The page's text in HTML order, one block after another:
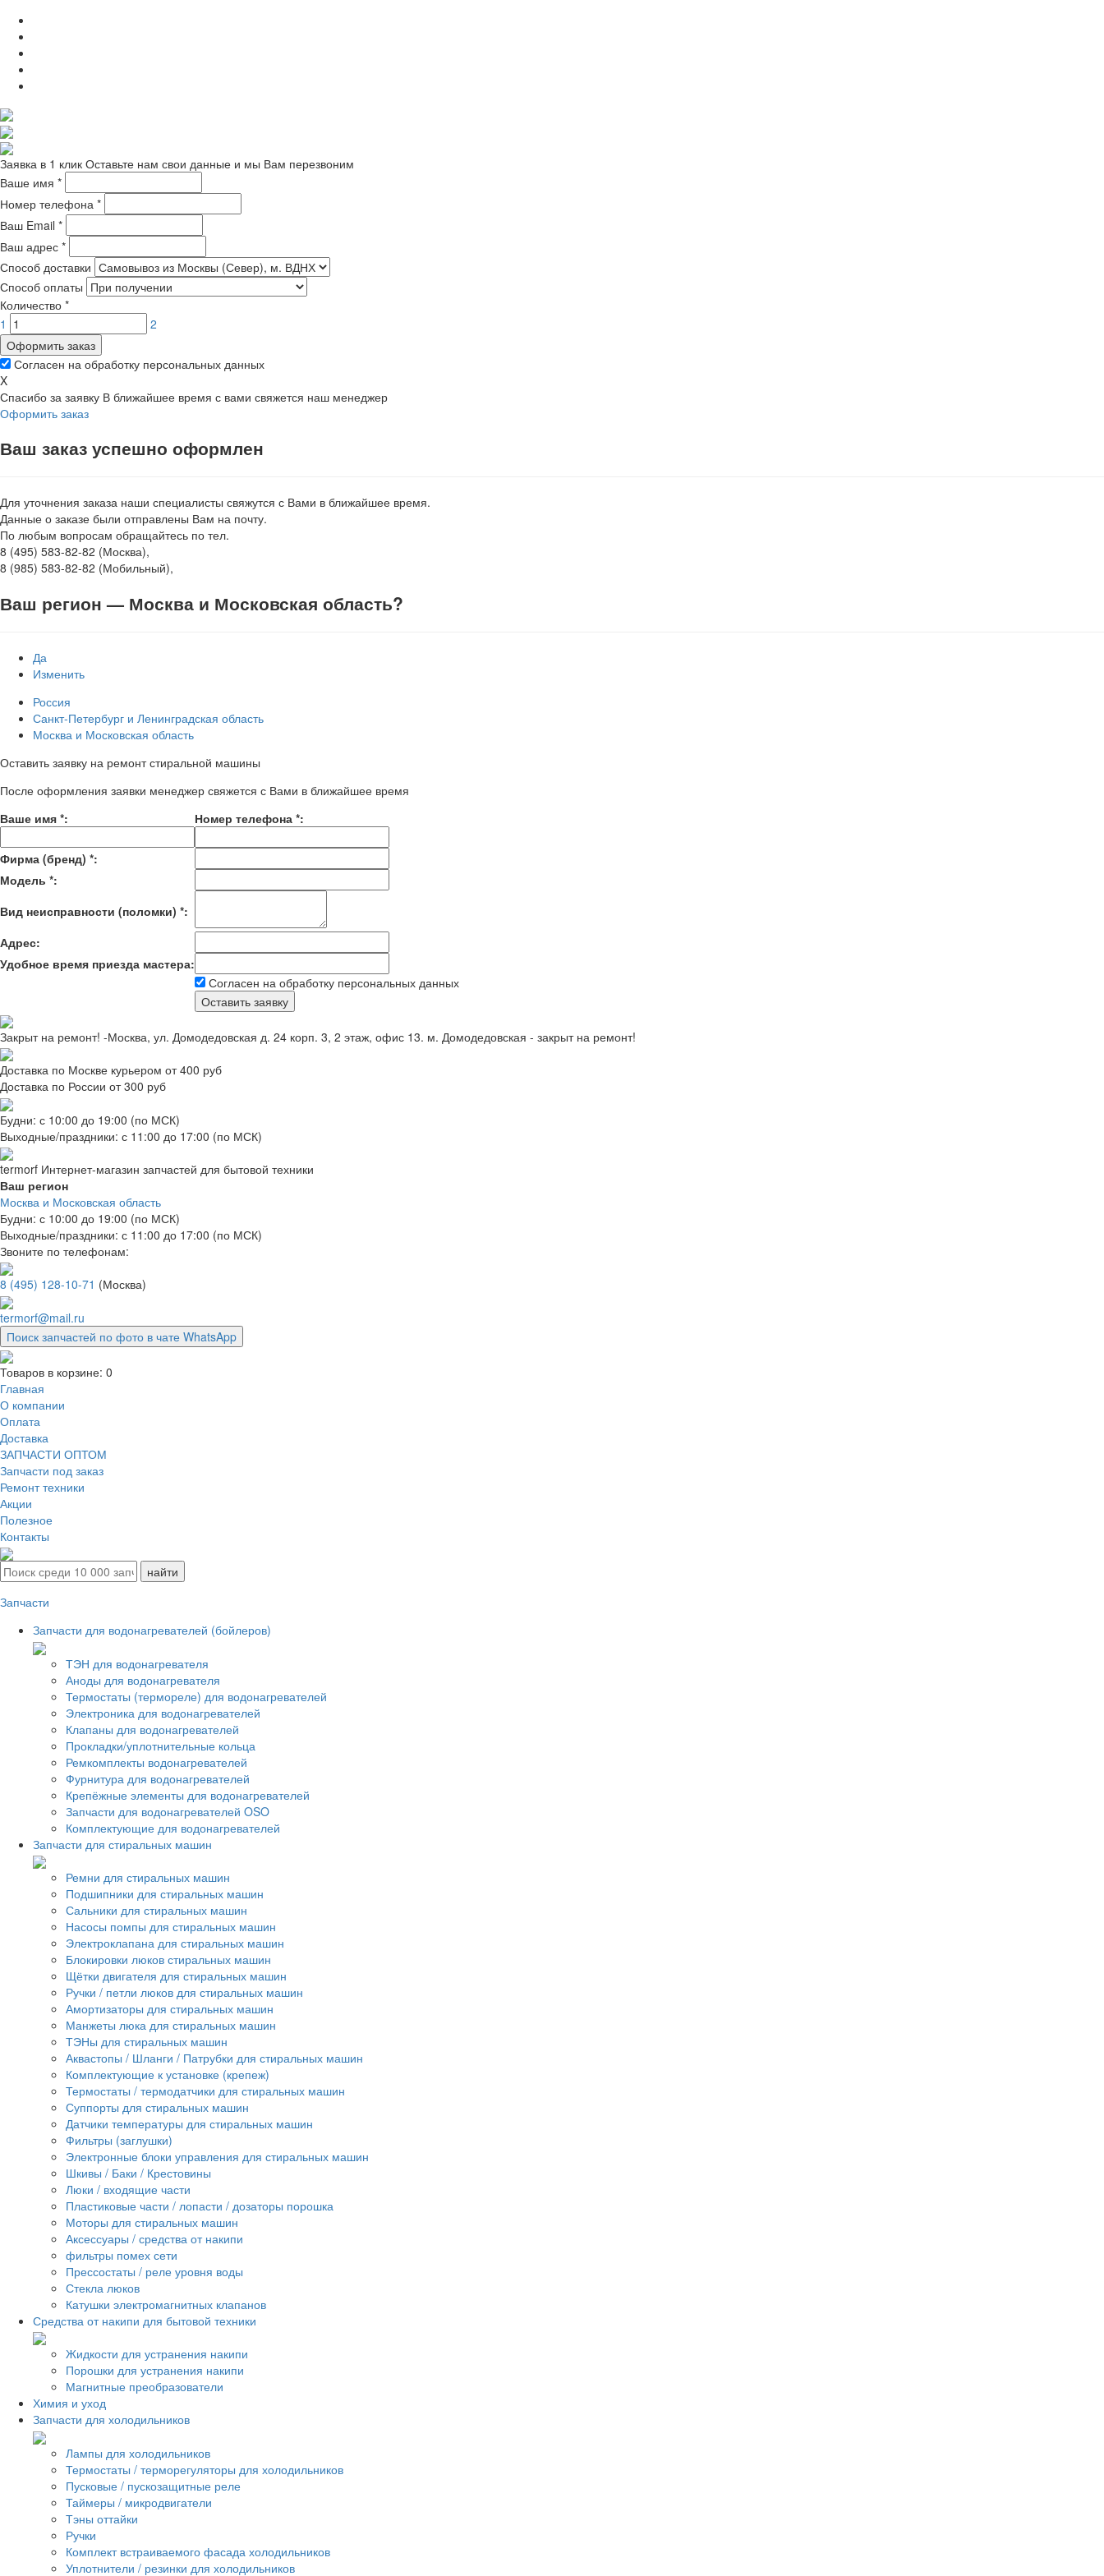
Заявка в 1 клик Оставьте нам свои данные и мы Вам перезвоним
Ваше имя *
Номер телефона *
Ваш Email *
Ваш адрес *
Способ доставки
Способ оплаты
Количество *
1
2
Оформить заказ
Согласен на обработку персональных данных
X
Спасибо за заявку В ближайшее время с вами свяжется наш менеджер
Оформить заказ
Ваш заказ успешно оформлен
Для уточнения заказа наши специалисты свяжутся с Вами в ближайшее время.
Данные о заказе были отправлены Вам на почту.
По любым вопросам обращайтесь по тел.
8 (495) 583-82-82 (Москва),
8 (985) 583-82-82 (Мобильный),
Ваш регион — Москва и Московская область?
Да
Изменить
Россия
Санкт-Петербург и Ленинградская область
Москва и Московская область
Оставить заявку на ремонт стиральной машины
После оформления заявки менеджер свяжется с Вами в ближайшее время
Ваше имя *: Номер телефона *:
Фирма (бренд) *:
Модель *:
Вид неисправности (поломки) *:
Адрес:
Удобное время приезда мастера:
Согласен на обработку персональных данных
Закрыт на ремонт! -Москва, ул. Домодедовская д. 24 корп. 3, 2 этаж, офис 13. м. Домодедовская - закрыт на ремонт!
Доставка по Москве курьером от 400 руб
Доставка по России от 300 руб
Будни: с 10:00 до 19:00 (по МСК)
Выходные/праздники: с 11:00 до 17:00 (по МСК)
termorf Интернет-магазин запчастей для бытовой техники
Ваш регион
Москва и Московская область
Будни: с 10:00 до 19:00 (по МСК)
Выходные/праздники: с 11:00 до 17:00 (по МСК)
Звоните по телефонам:
8 (495) 128-10-71 (Москва)
termorf@mail.ru
Поиск запчастей по фото в чате WhatsApp
Товаров в корзине: 0
Главная
О компании
Оплата
Доставка
ЗАПЧАСТИ ОПТОМ
Запчасти под заказ
Ремонт техники
Акции
Полезное
Контакты
Запчасти
Запчасти для водонагревателей (бойлеров)
ТЭН для водонагревателя
Аноды для водонагревателя
Термостаты (термореле) для водонагревателей
Электроника для водонагревателей
Клапаны для водонагревателей
Прокладки/уплотнительные кольца
Ремкомплекты водонагревателей
Фурнитура для водонагревателей
Крепёжные элементы для водонагревателей
Запчасти для водонагревателей OSO
Комплектующие для водонагревателей
Запчасти для стиральных машин
Ремни для стиральных машин
Подшипники для стиральных машин
Сальники для стиральных машин
Насосы помпы для стиральных машин
Электроклапана для стиральных машин
Блокировки люков стиральных машин
Щётки двигателя для стиральных машин
Ручки / петли люков для стиральных машин
Амортизаторы для стиральных машин
Манжеты люка для стиральных машин
ТЭНы для стиральных машин
Аквастопы / Шланги / Патрубки для стиральных машин
Комплектующие к установке (крепеж)
Термостаты / термодатчики для стиральных машин
Суппорты для стиральных машин
Датчики температуры для стиральных машин
Фильтры (заглушки)
Электронные блоки управления для стиральных машин
Шкивы / Баки / Крестовины
Люки / входящие части
Пластиковые части / лопасти / дозаторы порошка
Моторы для стиральных машин
Аксессуары / средства от накипи
фильтры помех сети
Прессостаты / реле уровня воды
Стекла люков
Катушки электромагнитных клапанов
Средства от накипи для бытовой техники
Жидкости для устранения накипи
Порошки для устранения накипи
Магнитные преобразователи
Химия и уход
Запчасти для холодильников
Лампы для холодильников
Термостаты / терморегуляторы для холодильников
Пусковые / пускозащитные реле
Таймеры / микродвигатели
Тэны оттайки
Ручки
Комплект встраиваемого фасада холодильников
Уплотнители / резинки для холодильников